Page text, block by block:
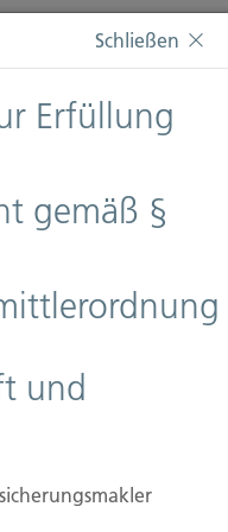
Wenn Sie weiterhin
SeiteDatenschutz
anzeigen
Schließen
Erfüllung
gemäß §
und